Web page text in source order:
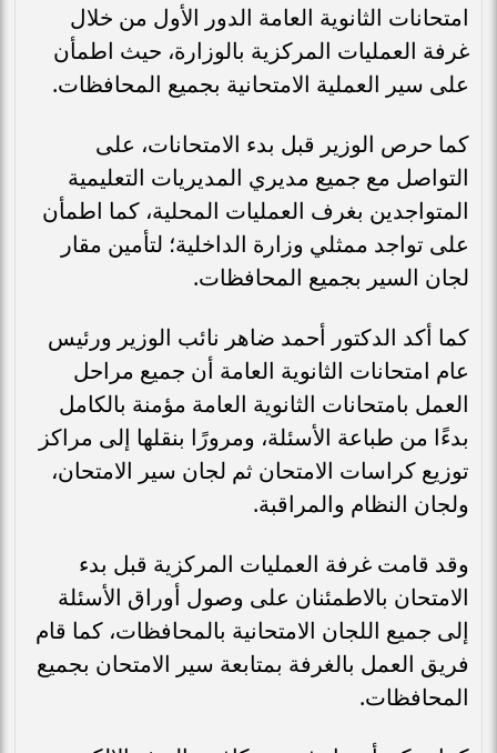
امتحانات الثانوية العامة الدور الأول من خلال
غرفة العمليات المركزية بالوزارة، حيث اطمأن
على سير العملية الامتحانية بجميع المحافظات.
كما حرص الوزير قبل بدء الامتحانات، على
التواصل مع جميع مديري المديريات التعليمية
المتواجدين بغرف العمليات المحلية، كما اطمأن
على تواجد ممثلي وزارة الداخلية؛ لتأمين مقار
لجان السير بجميع المحافظات.
كما أكد الدكتور أحمد ضاهر نائب الوزير ورئيس
عام امتحانات الثانوية العامة أن جميع مراحل
العمل بامتحانات الثانوية العامة مؤمنة بالكامل
بدءًا من طباعة الأسئلة، ومرورًا بنقلها إلى مراكز
توزيع كراسات الامتحان ثم لجان سير الامتحان،
ولجان النظام والمراقبة.
وقد قامت غرفة العمليات المركزية قبل بدء
الامتحان بالاطمئنان على وصول أوراق الأسئلة
إلى جميع اللجان الامتحانية بالمحافظات، كما قام
فريق العمل بالغرفة بمتابعة سير الامتحان بجميع
المحافظات.